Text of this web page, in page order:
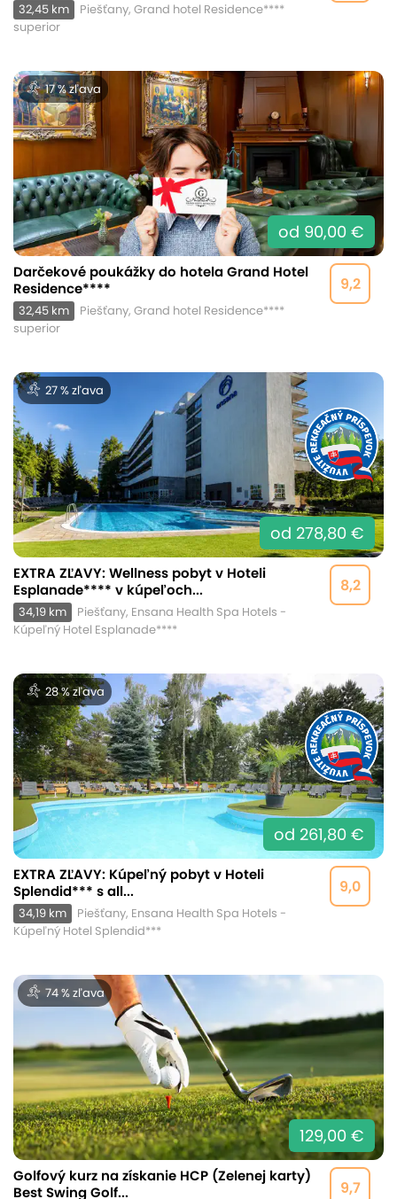
32,45 km
Piešťany, Grand hotel Residence****
superior
17 % zľava
od 90,00 €
9,2
Darčekové poukážky do hotela Grand Hotel
Residence****
32,45 km
Piešťany, Grand hotel Residence****
superior
27 % zľava
od 278,80 €
8,2
EXTRA ZĽAVY: Wellness pobyt v Hoteli
Esplanade**** v kúpeľoch...
34,19 km
Piešťany, Ensana Health Spa Hotels -
Kúpeľný Hotel Esplanade****
28 % zľava
od 261,80 €
9,0
EXTRA ZĽAVY: Kúpeľný pobyt v Hoteli
Splendid*** s all...
34,19 km
Piešťany, Ensana Health Spa Hotels -
Kúpeľný Hotel Splendid***
74 % zľava
129,00 €
9,7
Golfový kurz na získanie HCP (Zelenej karty)
Best Swing Golf...